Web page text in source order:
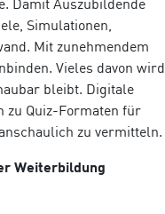
Damit Auszubildende
Simulationen,
Mit zunehmendem
Vieles davon wird
bleibt. Digitale
zu Quiz-Formaten für
zu vermitteln.
Weiterbildung